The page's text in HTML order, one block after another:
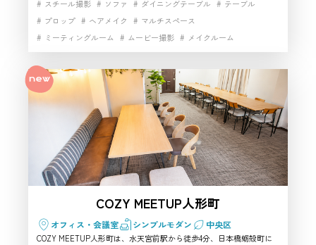
雰囲気を活かした撮影ができます。4つの和室や木造階段、簡易キッ
チンを備え、襖を外して広い空間として使うことも可能です。和装ポ
ートレート、コスプレ、商品撮影、インタビュー、動画制作に適して
おり、中央区で本格的な和の情景を撮影したい方におすすめの撮影ス
タジオです。
スチール撮影 ソファ ダイニングテーブル
テーブル
プロップ
ヘアメイク
マルチスペース
ミーティングルーム
ムービー撮影
メイクルーム
動画撮影
外観撮影 家具・小物充実 小物撮影
展示会
日本家屋
昭和レトロスタジオ
昭和レトロ家具
歴史的建築
歴史的建築物 生活シーン 自然光
開放感
階段
駅近 高速インターネット
COZY MEETUP人形町
オフィス・会議室 シンプルモダン 中央区
COZY MEETUP人形町は、水天宮前駅から徒歩4分、日本橋蛎殻町に